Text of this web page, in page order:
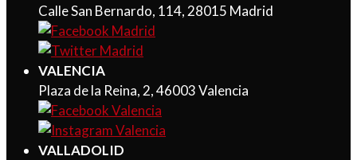
Calle San Bernardo, 114, 28015 Madrid
VALENCIA
Plaza de la Reina, 2, 46003 Valencia
VALLADOLID